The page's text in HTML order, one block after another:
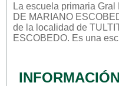
La escuela primaria Gral
DE MARIANO
de la localidad de
ESCOBEDO. Es una